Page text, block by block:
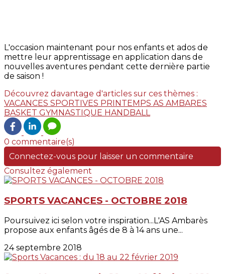
L'occasion maintenant pour nos enfants et ados de
mettre leur apprentissage en application dans de
nouvelles aventures pendant cette dernière partie
de saison !
Découvrez davantage d'articles sur ces thèmes :
VACANCES SPORTIVES PRINTEMPS AS AMBARES
BASKET GYMNASTIQUE HANDBALL
0 commentaire(s)
Connectez-vous pour laisser un commentaire
Consultez également
SPORTS VACANCES - OCTOBRE 2018
Poursuivez ici selon votre inspiration...L'AS Ambarès
propose aux enfants âgés de 8 à 14 ans une...
24 septembre 2018